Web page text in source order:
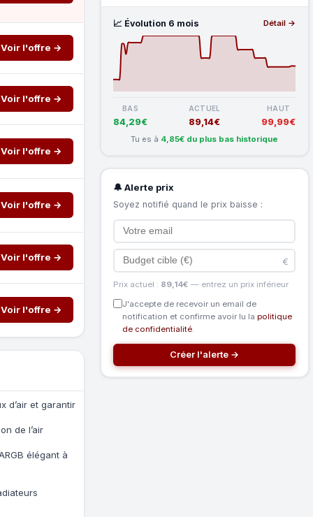
Voir l'offre →
Voir l'offre →
Voir l'offre →
Voir l'offre →
Voir l'offre →
Voir l'offre →
d’air et garantir
de l’air
élégant à
📈 Évolution 6 mois Détail →
BAS
84,29€
ACTUEL
89,14€
HAUT
99,99€
Tu es à 4,85€ du plus bas historique
🔔 Alerte prix
Soyez notifié quand le prix baisse :
€
Prix actuel : 89,14€ — entrez un prix inférieur
J'accepte de recevoir un email de
notification et confirme avoir lu lapolitique
de confidentialité
Créer l'alerte →